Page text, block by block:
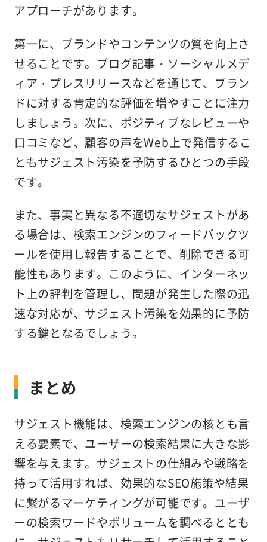
アプローチがあります。
第一に、ブランドやコンテンツの質を向上さ
せることです。ブログ記事・ソーシャルメデ
ィア・プレスリリースなどを通じて、ブラン
ドに対する肯定的な評価を増やすことに注力
しましょう。次に、ポジティブなレビューや
口コミなど、顧客の声をWeb上で発信するこ
ともサジェスト汚染を予防するひとつの手段
です。
また、事実と異なる不適切なサジェストがあ
る場合は、検索エンジンのフィードバックツ
ールを使用し報告することで、削除できる可
能性もあります。このように、インターネッ
ト上の評判を管理し、問題が発生した際の迅
速な対応が、サジェスト汚染を効果的に予防
する鍵となるでしょう。
まとめ
サジェスト機能は、検索エンジンの核とも言
える要素で、ユーザーの検索結果に大きな影
響を与えます。サジェストの仕組みや戦略を
持って活用すれば、効果的なSEO施策や結果
に繋がるマーケティングが可能です。ユーザ
ーの検索ワードやボリュームを調べるととも